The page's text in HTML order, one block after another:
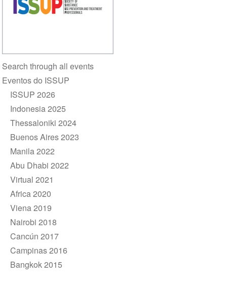
Seção
de
Navegação
Search through all events
Eventos do ISSUP
ISSUP 2026
Indonesia 2025
Thessaloniki 2024
Buenos Aires 2023
Manila 2022
Abu Dhabi 2022
Virtual 2021
Africa 2020
Viena 2019
Nairobi 2018
Cancún 2017
Campinas 2016
Bangkok 2015